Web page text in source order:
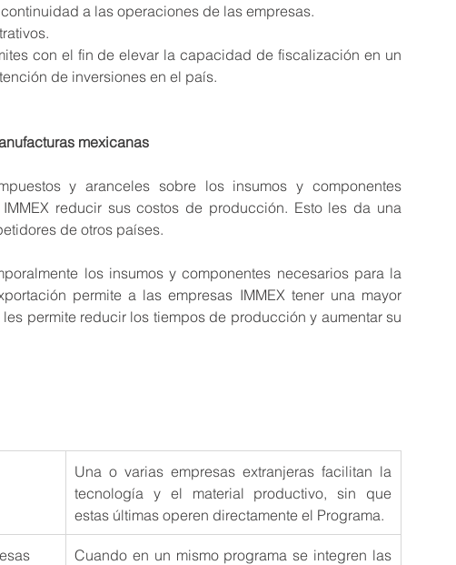
a las operaciones de las empresas.
con el fin de elevar la capacidad de fiscalización en un
de inversiones en el país.
mexicanas
reducir sus costos de producción. Esto les da una
de otros países.
permite a las empresas IMMEX tener una mayor
permite reducir los tiempos de producción y aumentar su
Una o varias empresas extranjeras facilitan la
tecnología y el material productivo, sin que
estas últimas operen directamente el Programa.
Cuando en un mismo programa se integren las